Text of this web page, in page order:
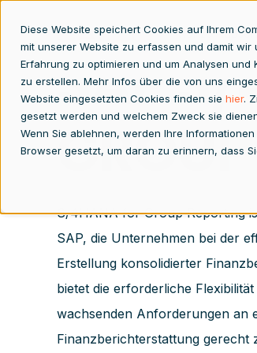
Diese Website speichert Cookies auf Ihrem
mit unserer Website zu erfassen und damit
Erfahrung zu optimieren und um Analysen
zu erstellen. Mehr Infos über die von uns
Website eingesetzten Cookies finden sie hier.
gesetzt werden und welchem Zweck sie
Wenn Sie ablehnen, werden Ihre
Browser gesetzt, um daran zu erinnern, dass
SAP S/
S/4HANA for Group Reporting
SAP, die Unternehmen bei der
Erstellung konsolidierter
bietet die erforderliche
wachsenden Anforderungen an
Finanzberichterstattung gerecht